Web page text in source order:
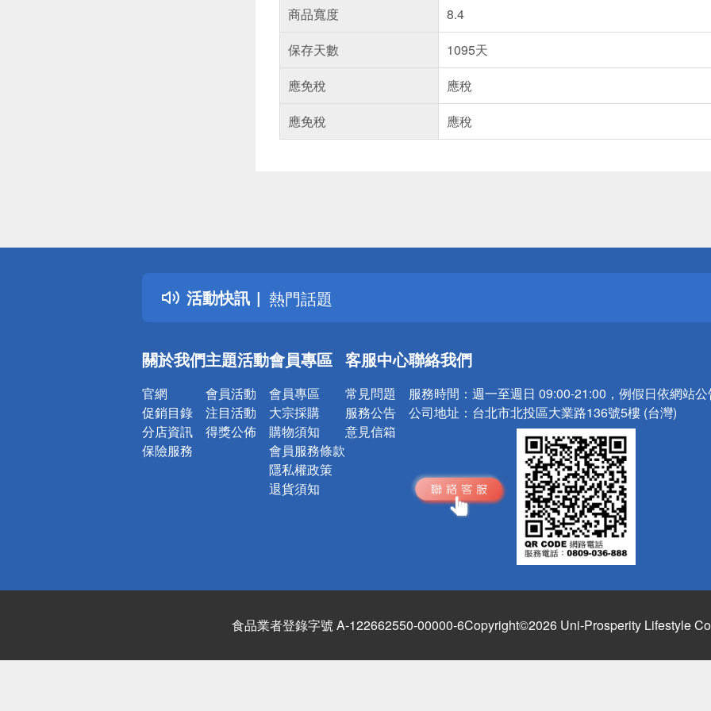
商品寬度
8.4
保存天數
1095天
應免稅
應稅
應免稅
應稅
活動快訊
詐騙網頁！請小心！
得獎公告
熱門話題
銀行優惠
詐騙網頁！請小心！
關於我們
官網
促銷目錄
分店資訊
保險服務
主題活動
會員活動
注目活動
得獎公佈
會員專區
會員專區
大宗採購
購物須知
會員服務條款
隱私權政策
退貨須知
客服中心
常見問題
服務公告
意見信箱
聯絡我們
服務時間： 週一至週日 09:00-21:00，例假日依網站
公司地址： 台北市北投區大業路136號5樓 (台灣)
食品業者登錄字號 A-122662550-00000-6Copyright©2026 Uni-Prosperity Lifestyle